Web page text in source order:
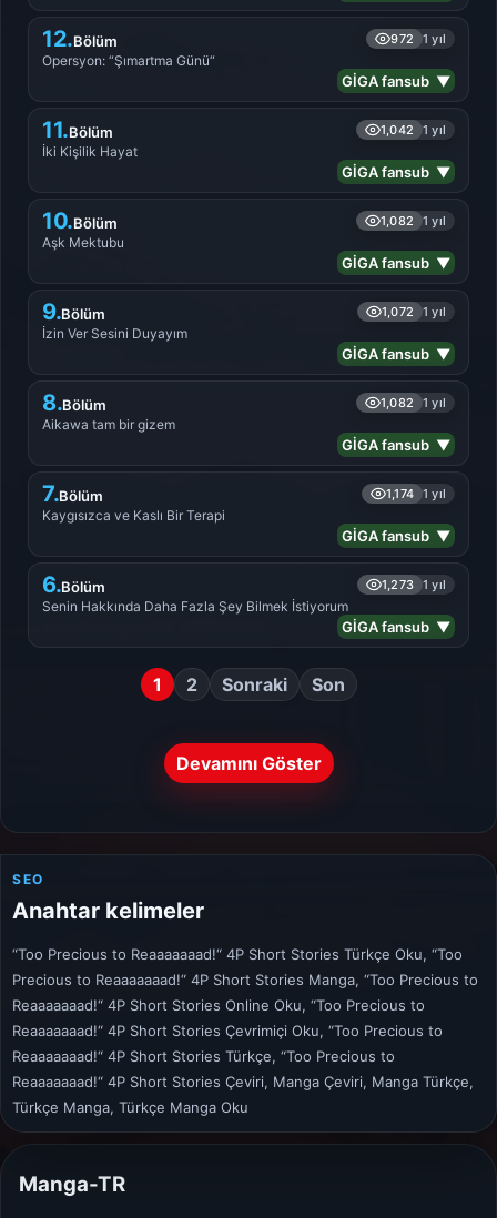
12.Bölüm 972 1 yıl
Opersyon: “Şımartma Günü“
GİGA fansub ▼
11.Bölüm 1,042 1 yıl
İki Kişilik Hayat
GİGA fansub ▼
10.Bölüm 1,082 1 yıl
Aşk Mektubu
GİGA fansub ▼
9.Bölüm 1,072 1 yıl
İzin Ver Sesini Duyayım
GİGA fansub ▼
8.Bölüm 1,082 1 yıl
Aikawa tam bir gizem
GİGA fansub ▼
7.Bölüm 1,174 1 yıl
Kaygısızca ve Kaslı Bir Terapi
GİGA fansub ▼
6.Bölüm 1,273 1 yıl
Senin Hakkında Daha Fazla Şey Bilmek İstiyorum
GİGA fansub ▼
1 2 Sonraki Son
Devamını Göster
SEO
Anahtar kelimeler
“Too Precious to Reaaaaaaad!“ 4P Short Stories Türkçe Oku, “Too
Precious to Reaaaaaaad!“ 4P Short Stories Manga, “Too Precious to
Reaaaaaaad!“ 4P Short Stories Online Oku, “Too Precious to
Reaaaaaaad!“ 4P Short Stories Çevrimiçi Oku, “Too Precious to
Reaaaaaaad!“ 4P Short Stories Türkçe, “Too Precious to
Reaaaaaaad!“ 4P Short Stories Çeviri, Manga Çeviri, Manga Türkçe,
Türkçe Manga, Türkçe Manga Oku
Manga-TR